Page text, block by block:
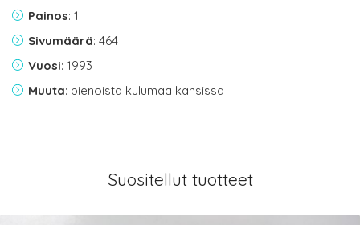
Painos: 1
Sivumäärä: 464
Vuosi: 1993
Muuta: pienoista kulumaa kansissa
Suositellut tuotteet